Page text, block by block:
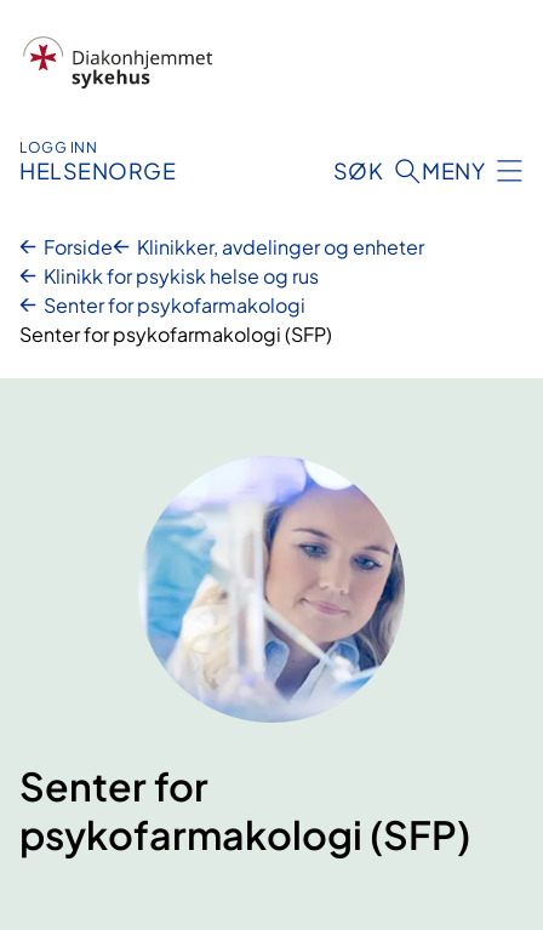
innhold
LOGG INN
HELSENORGE SØK MENY
Forside
Klinikker, avdelinger og enheter
Klinikk for psykisk helse og rus
Senter for psykofarmakologi
Senter for psykofarmakologi (SFP)
Senter for
psykofarmakologi (SFP)